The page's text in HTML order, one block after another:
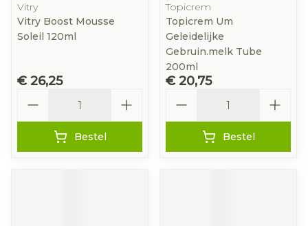
Vitry
Vitry Boost Mousse
Soleil 120ml
€ 26,25
Bestel
Topicrem
Topicrem Um
Geleidelijke
Gebruin.melk Tube
200ml
€ 20,75
Bestel